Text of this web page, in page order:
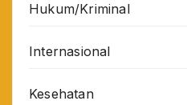
Hukum/Kriminal
Internasional
Kesehatan